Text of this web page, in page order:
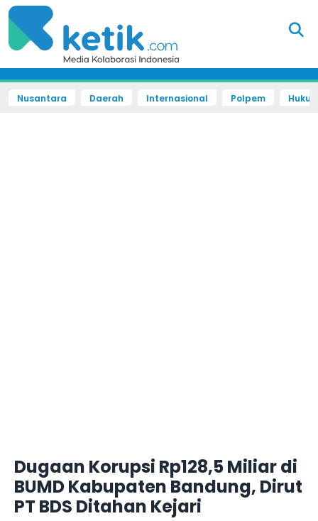
Nusantara Daerah Internasional Polpem
Dugaan Korupsi Rp128,5 Miliar di
BUMD Kabupaten Bandung, Dirut
PT BDS Ditahan Kejari